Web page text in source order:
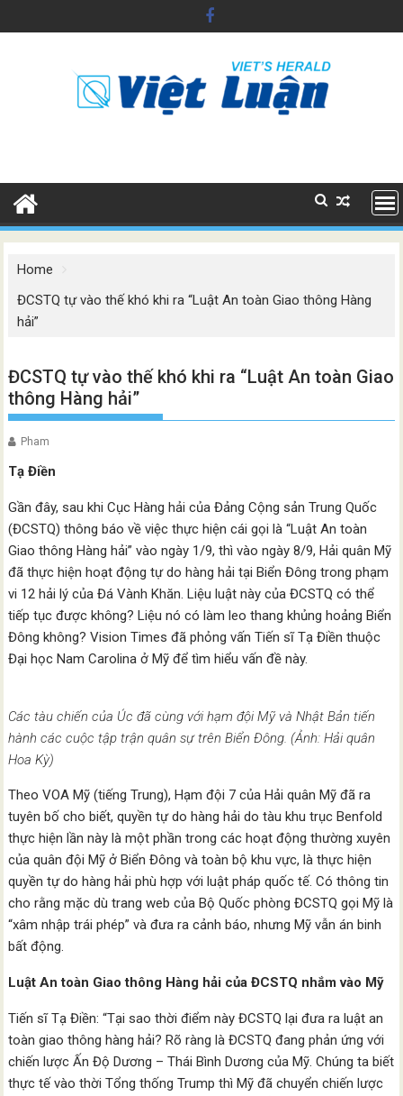
to
Home
ĐCSTQ tự vào thế khó khi ra “Luật An toàn Giao thông Hàng
hải”
ĐCSTQ tự vào thế khó khi ra “Luật An toàn Giao
thông Hàng hải”
Pham
Tạ Điền
Gần đây, sau khi Cục Hàng hải của Đảng Cộng sản Trung Quốc
(ĐCSTQ) thông báo về việc thực hiện cái gọi là “Luật An toàn
Giao thông Hàng hải” vào ngày 1/9, thì vào ngày 8/9, Hải quân Mỹ
đã thực hiện hoạt động tự do hàng hải tại Biển Đông trong phạm
vi 12 hải lý của Đá Vành Khăn. Liệu luật này của ĐCSTQ có thể
tiếp tục được không? Liệu nó có làm leo thang khủng hoảng Biển
Đông không? Vision Times đã phỏng vấn Tiến sĩ Tạ Điền thuộc
Đại học Nam Carolina ở Mỹ để tìm hiểu vấn đề này.
Các tàu chiến của Úc đã cùng với hạm đội Mỹ và Nhật Bản tiến
hành các cuộc tập trận quân sự trên Biển Đông. (Ảnh: Hải quân
Hoa Kỳ)
Theo VOA Mỹ (tiếng Trung), Hạm đội 7 của Hải quân Mỹ đã ra
tuyên bố cho biết, quyền tự do hàng hải do tàu khu trục Benfold
thực hiện lần này là một phần trong các hoạt động thường xuyên
của quân đội Mỹ ở Biển Đông và toàn bộ khu vực, là thực hiện
quyền tự do hàng hải phù hợp với luật pháp quốc tế. Có thông tin
cho rằng mặc dù trang web của Bộ Quốc phòng ĐCSTQ gọi Mỹ là
“xâm nhập trái phép” và đưa ra cảnh báo, nhưng Mỹ vẫn án binh
bất động.
Luật An toàn Giao thông Hàng hải của ĐCSTQ nhắm vào Mỹ
Tiến sĩ Tạ Điền: “Tại sao thời điểm này ĐCSTQ lại đưa ra luật an
toàn giao thông hàng hải? Rõ ràng là ĐCSTQ đang phản ứng với
chiến lược Ấn Độ Dương – Thái Bình Dương của Mỹ. Chúng ta biết
thực tế vào thời Tổng thống Trump thì Mỹ đã chuyển chiến lược